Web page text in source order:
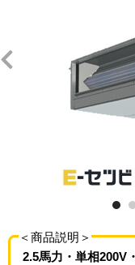
＜商品説明＞
2.5馬力・単相200V